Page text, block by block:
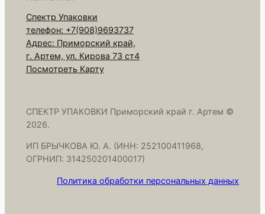
Спектр Упаковки
телефон: +7(908)9693737
Адрес: Приморский край,
г. Артем, ул. Кирова 73 ст4
Посмотреть Карту
СПЕКТР УПАКОВКИ Приморский край г. Артем ©
2026.
ИП БРЫЧКОВА Ю. А. (ИНН: 252100411968,
ОГРНИП: 314250201400017)
Политика обработки персональных данных